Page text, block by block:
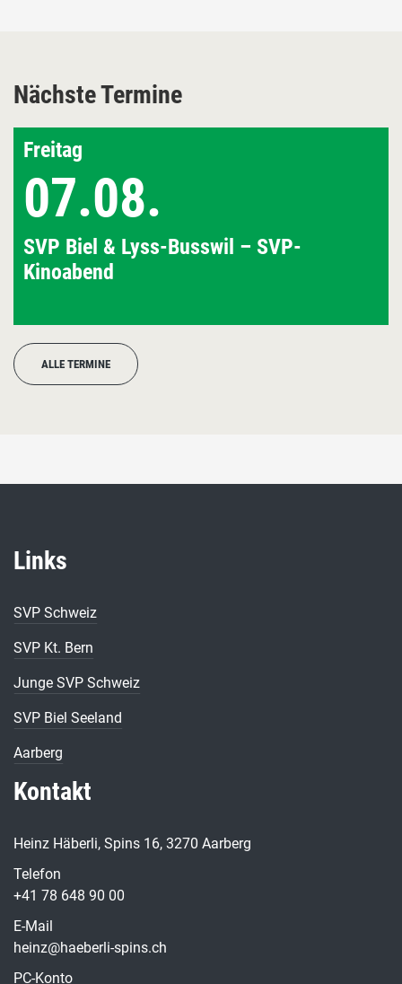
Nächste Termine
Freitag
07.08.
SVP Biel & Lyss-Busswil – SVP-
Kinoabend
ALLE TERMINE
Links
SVP Schweiz
SVP Kt. Bern
Junge SVP Schweiz
SVP Biel Seeland
Aarberg
Kontakt
Heinz Häberli, Spins 16, 3270 Aarberg
Telefon
+41 78 648 90 00
E-Mail
heinz@haeberli-spins.ch
PC-Konto